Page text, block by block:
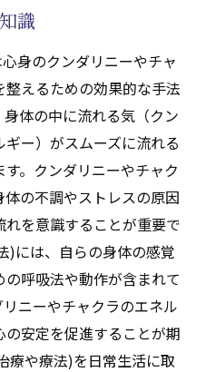
識
身のクンダリニーやチャ
えるための効果的な手法
体の中に流れる気（クン
ー）がスムーズに流れる
。クンダリニーやチャク
の不調やストレスの原因
を意識することが重要で
)には、自らの身体の感覚
呼吸法や動作が含まれて
ニーやチャクラのエネル
安定を促進することが期
療や療法)を日常生活に取